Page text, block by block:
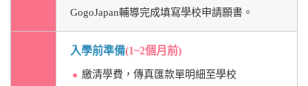
GogoJapan輔導完成填寫學校申請願書。
入學前準備(1~2個月前)
繳清學費，傳真匯款單明細至學校